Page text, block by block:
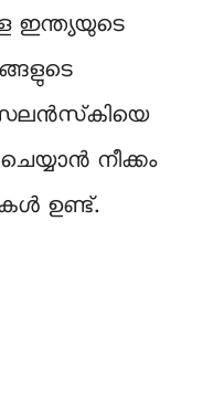
ഇന്ത്യയുടെ
നീക്കം
ഉണ്ട്.